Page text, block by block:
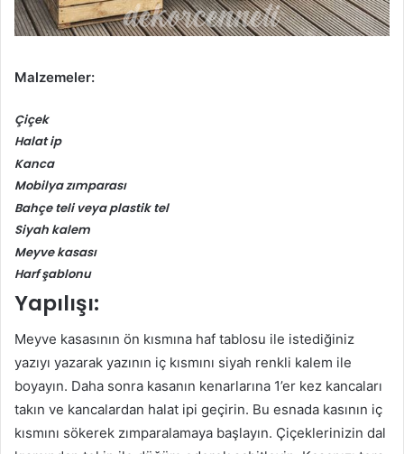
Malzemeler:
Çiçek
Halat ip
Kanca
Mobilya zımparası
Bahçe teli veya plastik tel
Siyah kalem
Meyve kasası
Harf şablonu
Yapılışı:
Meyve kasasının ön kısmına haf tablosu ile istediğiniz
yazıyı yazarak yazının iç kısmını siyah renkli kalem ile
boyayın. Daha sonra kasanın kenarlarına 1’er kez kancaları
takın ve kancalardan halat ipi geçirin. Bu esnada kasının iç
kısmını sökerek zımparalamaya başlayın. Çiçeklerinizin dal